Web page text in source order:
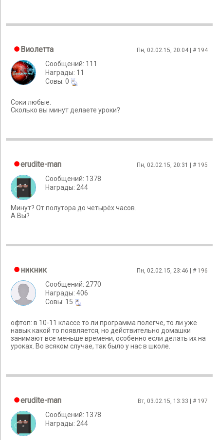
Виолетта Пн, 02.02.15, 20:04 | # 194
Сообщений: 111
Награды: 11
Cовы: 0
Соки любые.
Сколько вы минут делаете уроки?
erudite-man Пн, 02.02.15, 20:31 | # 195
Сообщений: 1378
Награды: 244
Минут? От полутора до четырёх часов.
А Вы?
никник Пн, 02.02.15, 23:46 | # 196
Сообщений: 2770
Награды: 406
Cовы: 15
офтоп: в 10-11 классе то ли программа полегче, то ли уже
навык какой то появляется, но действительно домашки
занимают все меньше времени, особенно если делать их на
уроках. Во всяком случае, так было у нас в школе.
erudite-man Вт, 03.02.15, 13:33 | # 197
Сообщений: 1378
Награды: 244